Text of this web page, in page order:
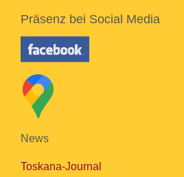
Präsenz bei Social Media
News
Toskana-Journal